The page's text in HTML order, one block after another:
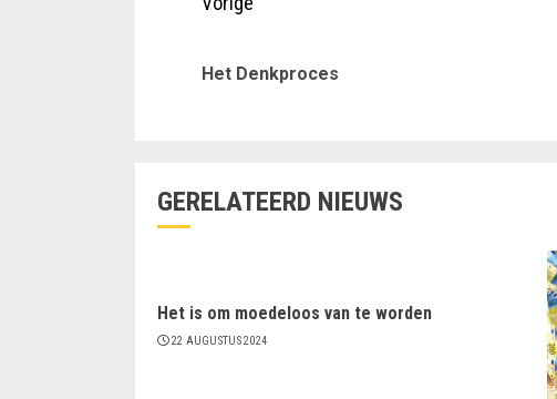
lezen
Het Denkproces
GERELATEERD NIEUWS
Het is om moedeloos van te worden
22 AUGUSTUS 2024